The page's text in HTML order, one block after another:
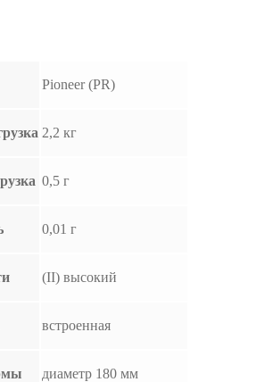
Pioneer (PR)
2,2 кг
0,5 г
0,01 г
(II) высокий
встроенная
диаметр 180 мм